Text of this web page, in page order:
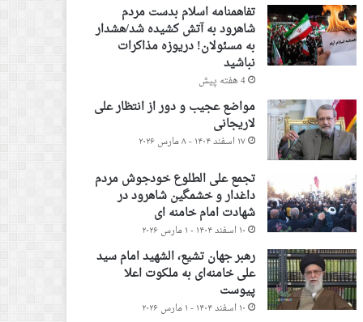
تفاهمنامه اسلام بدست مردم
شاهرود به آتش کشیده شد/هشدار
به مسئولان! دریوزه مذاکرات
نباشید
4 هفته پیش
مواضع عجیب و دور از انتظار علی
لاریجانی
۱۷ اسفند ۱۴۰۴ - ۸ مارس ۲۰۲۶
تجمع علی الطلوع خودجوش مردم
داغدار و خشمگین شاهرود در
شهادت امام خامنه ای
۱۰ اسفند ۱۴۰۴ - ۱ مارس ۲۰۲۶
رهبر جهان تشیع، الشهید امام سید
علی خامنه‌ای به ملکوت اعلا
پیوست
۱۰ اسفند ۱۴۰۴ - ۱ مارس ۲۰۲۶